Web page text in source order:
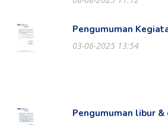
Pengumuman
03-06-2025 13:54
Pengumuman libur